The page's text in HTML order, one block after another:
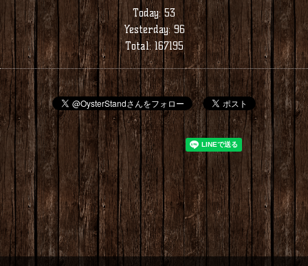
Today: 53
Yesterday:96
Total:167195